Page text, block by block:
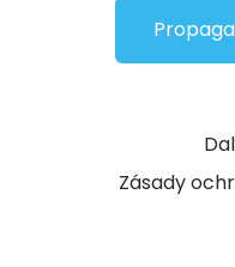
Zásady